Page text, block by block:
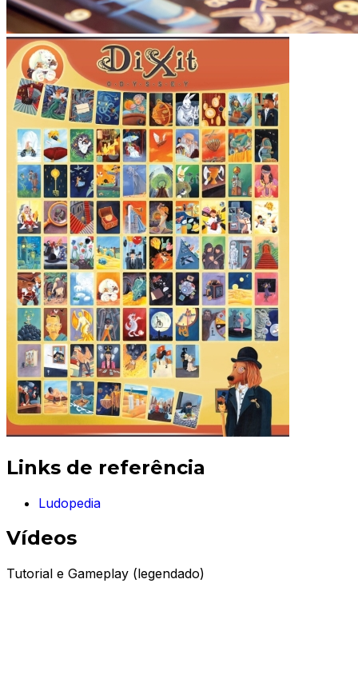
Links de referência
Ludopedia
Vídeos
Tutorial e Gameplay (legendado)